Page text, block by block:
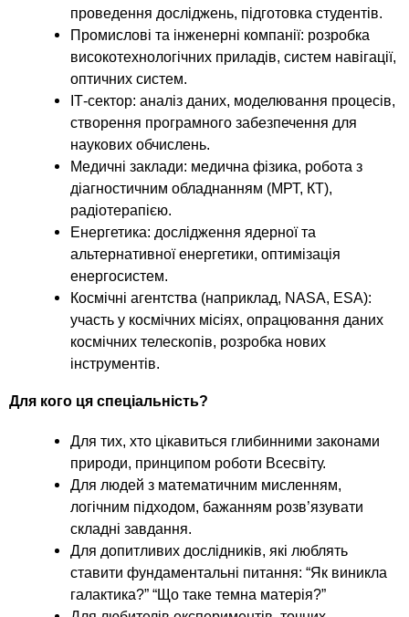
проведення досліджень, підготовка студентів.
Промислові та інженерні компанії: розробка
високотехнологічних приладів, систем навігації,
оптичних систем.
ІТ-сектор: аналіз даних, моделювання процесів,
створення програмного забезпечення для
наукових обчислень.
Медичні заклади: медична фізика, робота з
діагностичним обладнанням (МРТ, КТ),
радіотерапією.
Енергетика: дослідження ядерної та
альтернативної енергетики, оптимізація
енергосистем.
Космічні агентства (наприклад, NASA, ESA):
участь у космічних місіях, опрацювання даних
космічних телескопів, розробка нових
інструментів.
Для кого ця спеціальність?
Для тих, хто цікавиться глибинними законами
природи, принципом роботи Всесвіту.
Для людей з математичним мисленням,
логічним підходом, бажанням розв’язувати
складні завдання.
Для допитливих дослідників, які люблять
ставити фундаментальні питання: “Як виникла
галактика?” “Що таке темна матерія?”